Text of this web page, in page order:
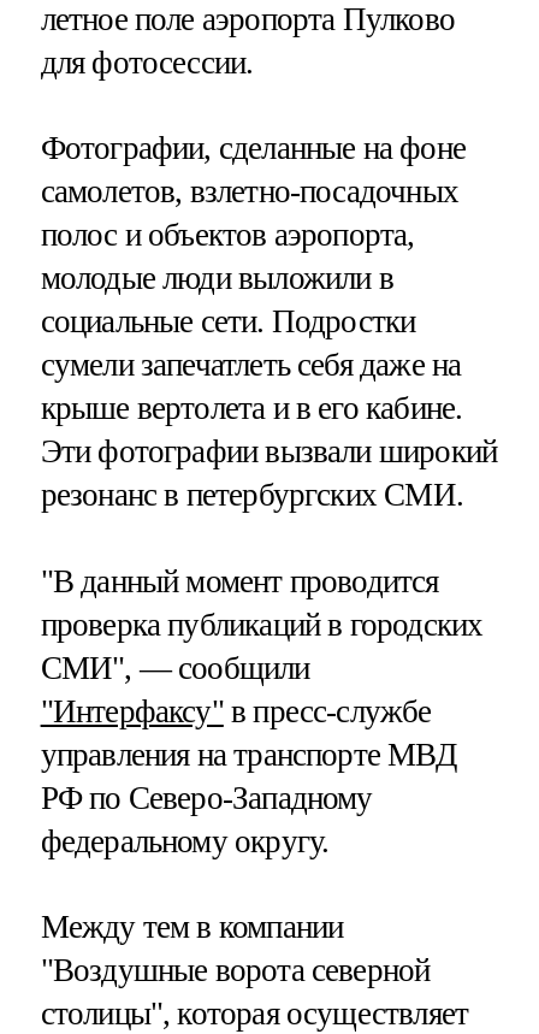
летное поле аэропорта Пулково
для фотосессии.
Фотографии, сделанные на фоне
самолетов, взлетно-посадочных
полос и объектов аэропорта,
молодые люди выложили в
социальные сети. Подростки
сумели запечатлеть себя даже на
крыше вертолета и в его кабине.
Эти фотографии вызвали широкий
резонанс в петербургских СМИ.
"В данный момент проводится
проверка публикаций в городских
СМИ", — сообщили
"Интерфаксу"в пресс-службе
управления на транспорте МВД
РФ по Северо-Западному
федеральному округу.
Между тем в компании
"Воздушные ворота северной
столицы", которая осуществляет